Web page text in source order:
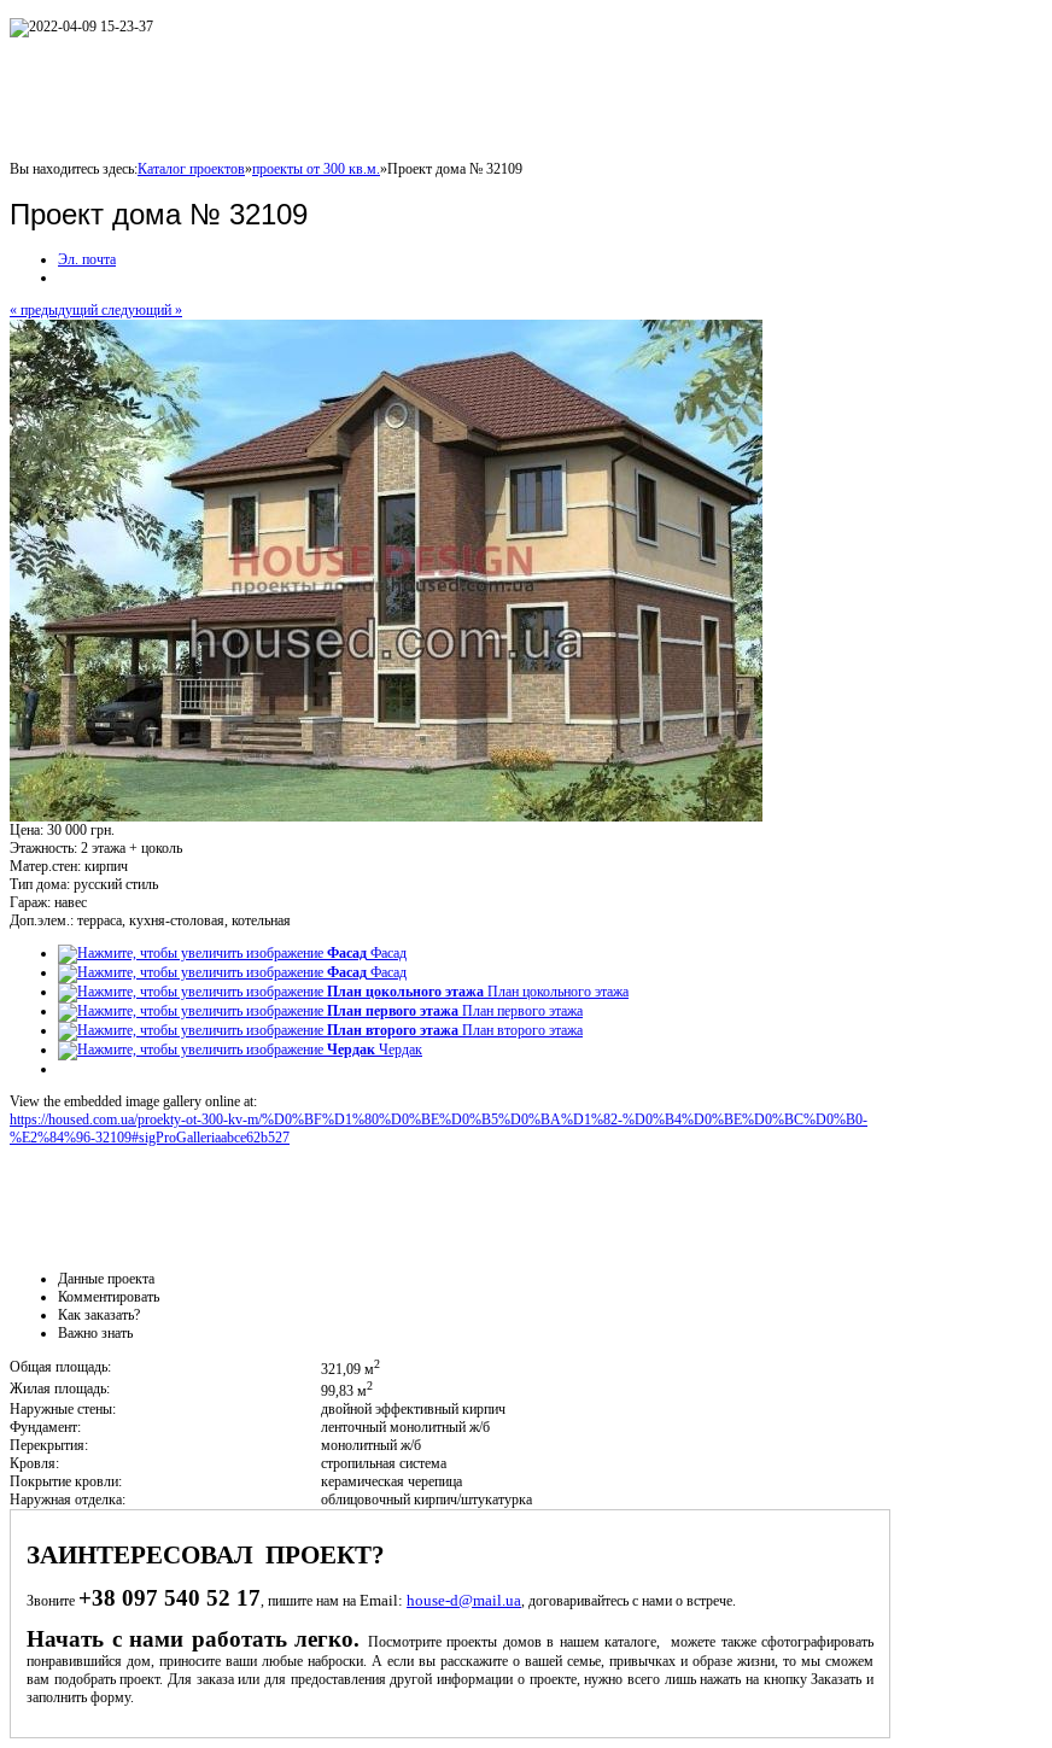
Вы находитесь здесь:Каталог проектов»проекты от 300 кв.м. »Проект дома № 32109
Проект дома № 32109
Эл. почта
« предыдущий следующий »
Цена: 30 000 грн.
Этажность: 2 этажа + цоколь
Матер.стен: кирпич
Тип дома: русский стиль
Гараж: навес
Доп.элем.: терраса, кухня-столовая, котельная
Фасад Фасад
Фасад Фасад
План цокольного этажа План цокольного этажа
План первого этажа План первого этажа
План второго этажа План второго этажа
Чердак Чердак
View the embedded image gallery online at:
https://housed.com.ua/proekty-ot-300-kv-m/%D0%BF%D1%80%D0%BE%D0%B5%D0%BA%D1%82-%D0%B4%D0%BE%D0%BC%D0%B0-
%E2%84%96-32109#sigProGalleriaabce62b527
Данные проекта
Комментировать
Как заказать?
Важно знать
Общая площадь:
321,09 м2
Жилая площадь: 99,83 м2
Наружные стены:
двойной эффективный кирпич
Фундамент:
ленточный монолитный ж/б
Перекрытия:
монолитный ж/б
Кровля:
стропильная система
Покрытие кровли:
керамическая черепица
Наружная отделка:
облицовочный кирпич/штукатурка
ЗАИНТЕРЕСОВАЛ ПРОЕКТ?
Звоните +38 097 540 52 17 , пишите нам на Email: house-d@mail.ua , договаривайтесь с нами о встрече.
Начать с нами работать легко. Посмотрите проекты домов в нашем каталоге, можете также сфотографировать
понравившийся дом, приносите ваши любые наброски. А если вы расскажите о вашей семье, привычках и образе жизни, то мы сможем
вам подобрать проект. Для заказа или для предоставления другой информации о проекте, нужно всего лишь нажать на кнопку Заказать и
заполнить форму.